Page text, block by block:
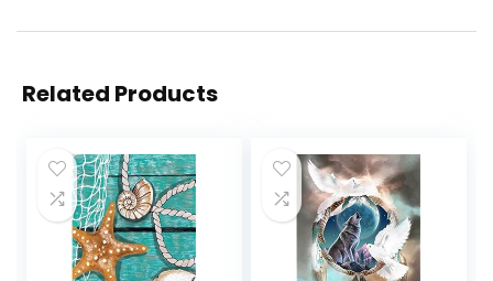
Related Products